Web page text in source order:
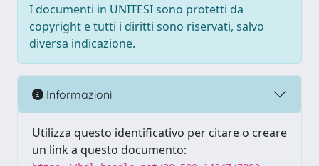
I documenti in UNITESI sono protetti da
copyright e tutti i diritti sono riservati, salvo
diversa indicazione.
Informazioni
Utilizza questo identificativo per citare o creare
un link a questo documento: